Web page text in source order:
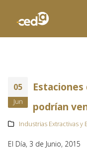
05
Jun
podrían
Industrias Extractivas y
El Día, 3 de Junio, 2015